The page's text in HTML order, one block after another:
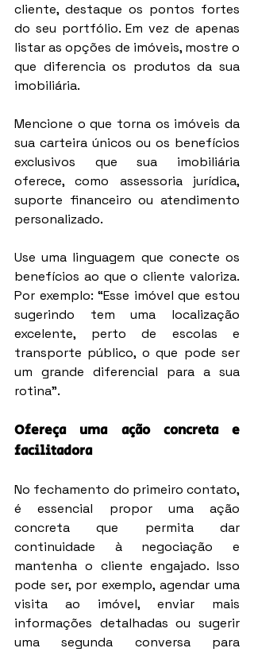
cliente, destaque os pontos fortes
do seu portfólio. Em vez de apenas
listar as opções de imóveis, mostre o
que diferencia os produtos da sua
imobiliária.
Mencione o que torna os imóveis da
sua carteira únicos ou os benefícios
exclusivos que sua imobiliária
oferece, como assessoria jurídica,
suporte financeiro ou atendimento
personalizado.
Use uma linguagem que conecte os
benefícios ao que o cliente valoriza.
Por exemplo: “Esse imóvel que estou
sugerindo tem uma localização
excelente, perto de escolas e
transporte público, o que pode ser
um grande diferencial para a sua
rotina”.
Ofereça uma ação concreta e
facilitadora
No fechamento do primeiro contato,
é essencial propor uma ação
concreta que permita dar
continuidade à negociação e
mantenha o cliente engajado. Isso
pode ser, por exemplo, agendar uma
visita ao imóvel, enviar mais
informações detalhadas ou sugerir
uma segunda conversa para